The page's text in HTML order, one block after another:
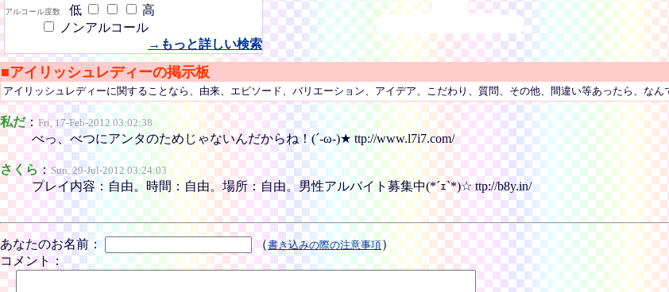
アルコール度数 低
高
ノンアルコール
→もっと詳しい検索
■アイリッシュレディーの掲示板
アイリッシュレディーに関することなら、由来、エピソード、バリエーション、アイデア、こだわり、質問、その他、間違い等あったら、なん
私だ：Fri, 17-Feb-2012 03:02:38
べっ、べつにアンタのためじゃないんだからね！(´-ω-)★ ttp://www.l7i7.com/
さくら：Sun, 29-Jul-2012 03:24:03
プレイ内容：自由。時間：自由。場所：自由。男性アルバイト募集中(*´ｪ`*)☆ ttp://b8y.in/
あなたのお名前： （書き込みの際の注意事項）
コメント：